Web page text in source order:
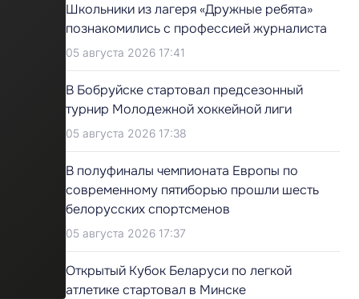
Школьники из лагеря «Дружные ребята»
познакомились с профессией журналиста
05 августа 2026 17:41
В Бобруйске стартовал предсезонный
турнир Молодежной хоккейной лиги
05 августа 2026 17:38
В полуфиналы чемпионата Европы по
современному пятиборью прошли шесть
белорусских спортсменов
05 августа 2026 17:37
Открытый Кубок Беларуси по легкой
атлетике стартовал в Минске